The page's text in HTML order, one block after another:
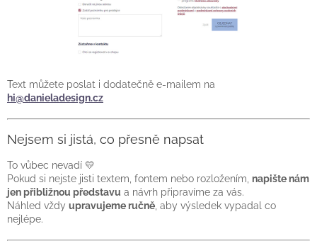
Text můžete poslat i dodatečně e-mailem na
hi@danieladesign.cz
Nejsem si jistá, co přesně napsat
To vůbec nevadí 💛
Pokud si nejste jisti textem, fontem nebo rozložením, napište nám
jen přibližnou představu a návrh připravíme za vás.
Náhled vždy upravujeme ručně , aby výsledek vypadal co
nejlépe.